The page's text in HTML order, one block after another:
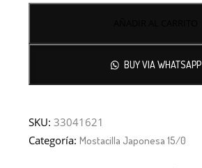
BUY VIA WHATSAPP
SKU:33041621
Categoría:Mostacilla Japonesa 15/0